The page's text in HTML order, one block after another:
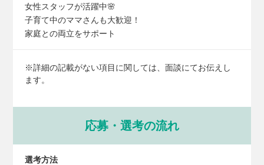
女性スタッフが活躍中🌸
子育て中のママさんも大歓迎！
家庭との両立をサポート
※詳細の記載がない項目に関しては、面談にてお伝えし
ます。
応募・選考の流れ
選考方法